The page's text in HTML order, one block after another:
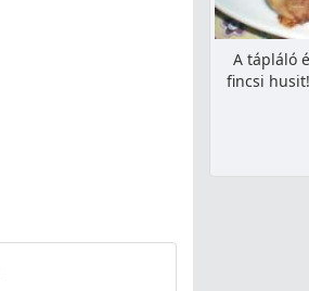
A tápláló
fincsi